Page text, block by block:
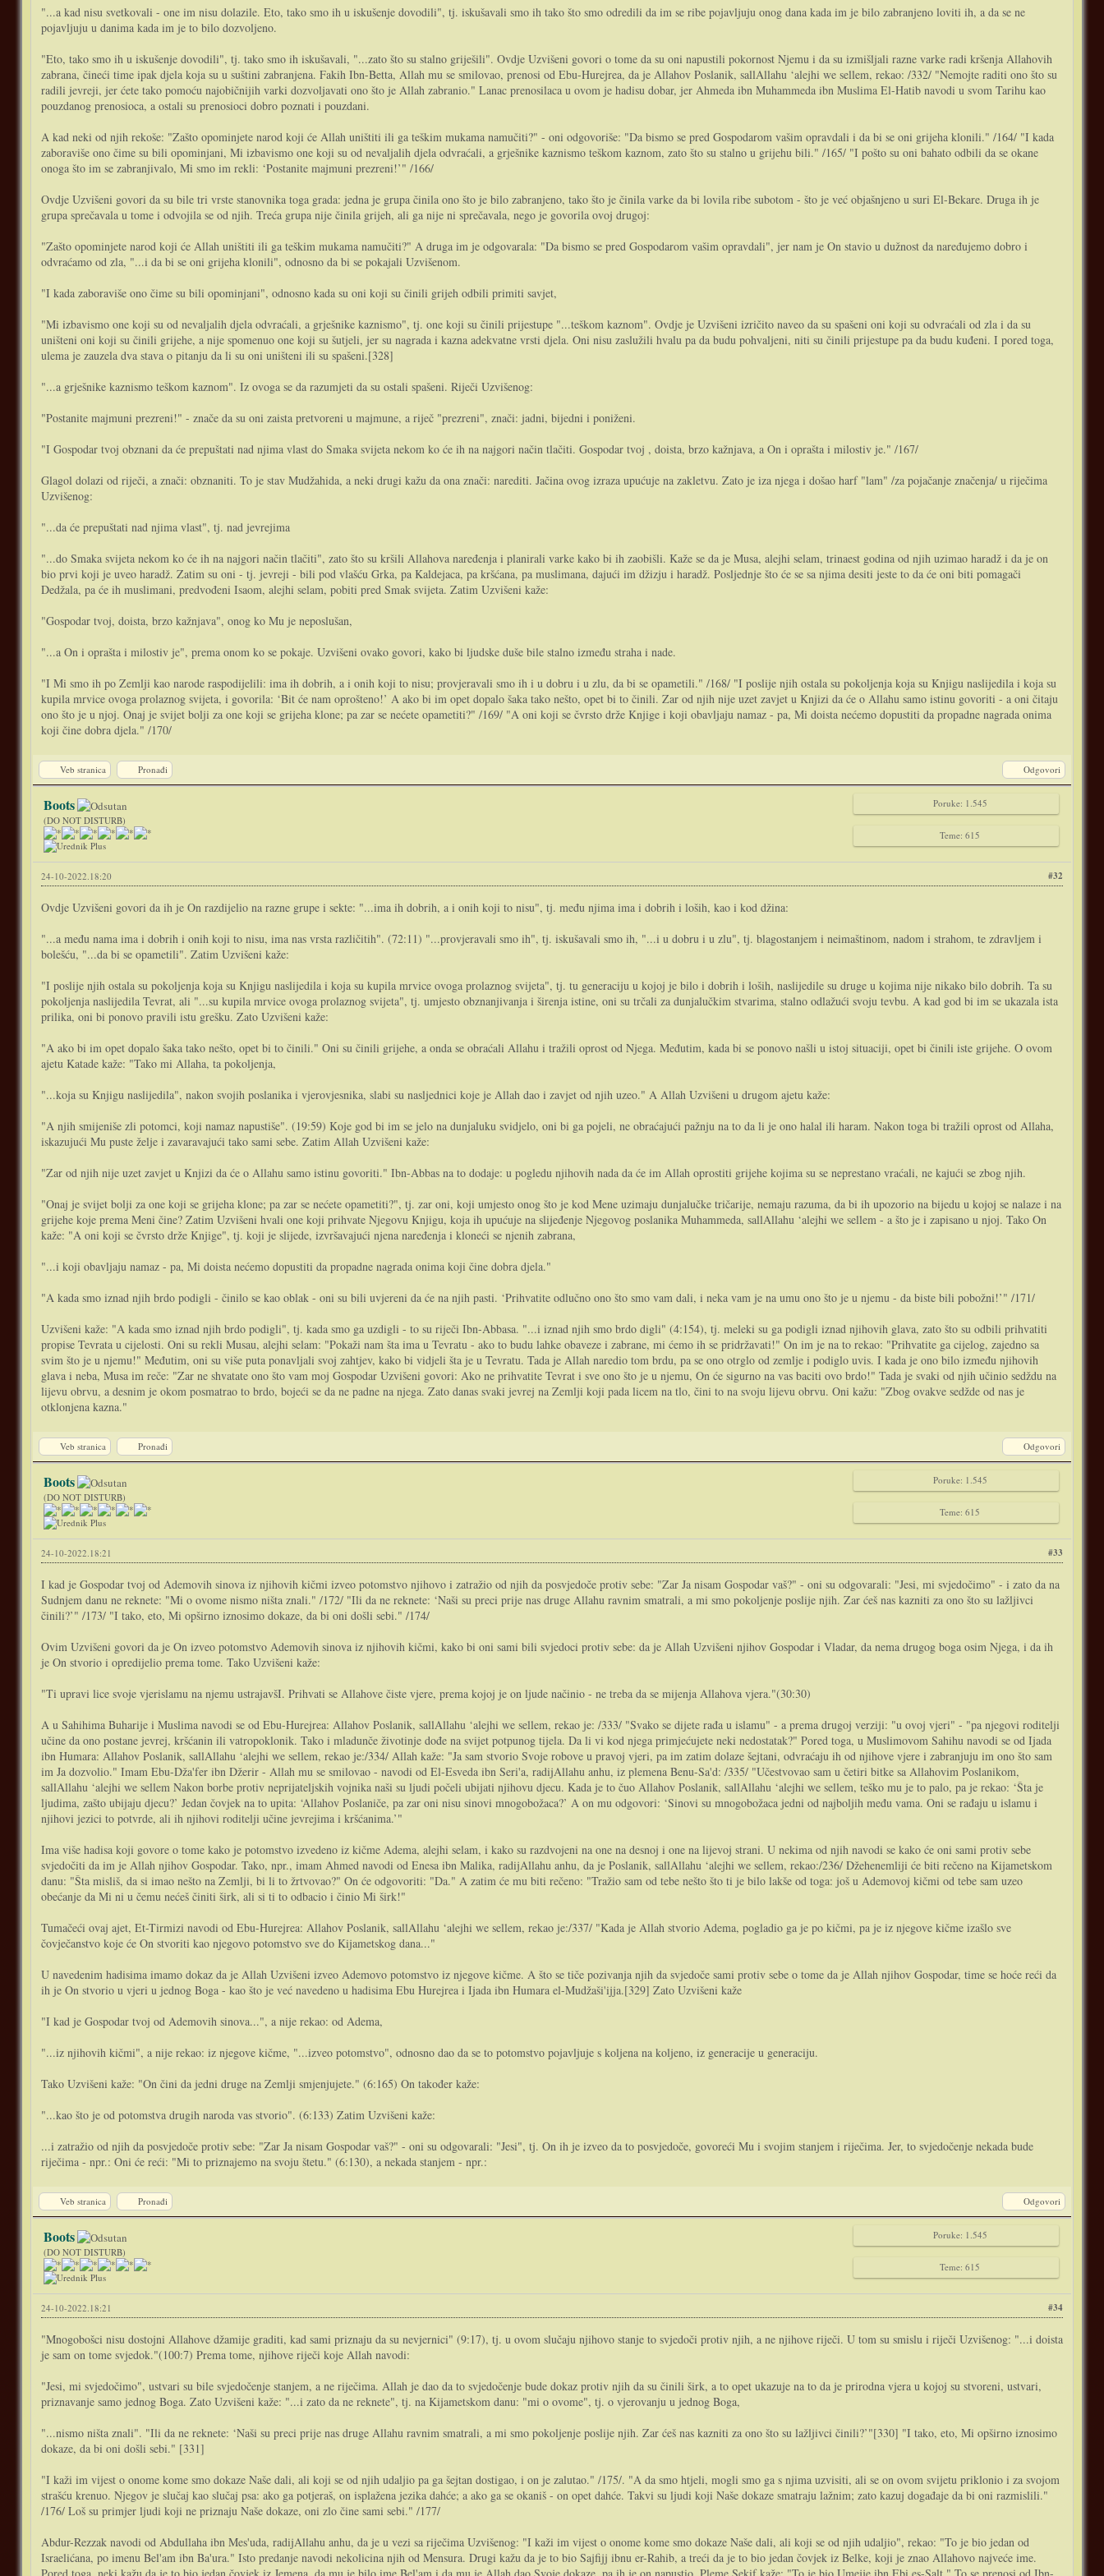
"...a kad nisu svetkovali - one im nisu dolazile. Eto, tako smo ih u iskušenje dovodili", tj. iskušavali smo ih tako što smo odredili da im se ribe pojavljuju onog dana kada im je bilo zabranjeno loviti ih, a da se ne
pojavljuju u danima kada im je to bilo dozvoljeno.
"Eto, tako smo ih u iskušenje dovodili", tj. tako smo ih iskušavali, "...zato što su stalno griješili". Ovdje Uzvišeni govori o tome da su oni napustili pokornost Njemu i da su izmišljali razne varke radi kršenja Allahovih
zabrana, čineći time ipak djela koja su u suštini zabranjena. Fakih Ibn-Betta, Allah mu se smilovao, prenosi od Ebu-Hurejrea, da je Allahov Poslanik, sallAllahu ‘alejhi we sellem, rekao: /332/ "Nemojte raditi ono što su
radili jevreji, jer ćete tako pomoću najobičnijih varki dozvoljavati ono što je Allah zabranio." Lanac prenosilaca u ovom je hadisu dobar, jer Ahmeda ibn Muhammeda ibn Muslima El-Hatib navodi u svom Tarihu kao
pouzdanog prenosioca, a ostali su prenosioci dobro poznati i pouzdani.
A kad neki od njih rekoše: "Zašto opominjete narod koji će Allah uništiti ili ga teškim mukama namučiti?" - oni odgovoriše: "Da bismo se pred Gospodarom vašim opravdali i da bi se oni grijeha klonili." /164/ "I kada
zaboraviše ono čime su bili opominjani, Mi izbavismo one koji su od nevaljalih djela odvraćali, a grješnike kaznismo teškom kaznom, zato što su stalno u grijehu bili." /165/ "I pošto su oni bahato odbili da se okane
onoga što im se zabranjivalo, Mi smo im rekli: ‘Postanite majmuni prezreni!’" /166/
Ovdje Uzvišeni govori da su bile tri vrste stanovnika toga grada: jedna je grupa činila ono što je bilo zabranjeno, tako što je činila varke da bi lovila ribe subotom - što je već objašnjeno u suri El-Bekare. Druga ih je
grupa sprečavala u tome i odvojila se od njih. Treća grupa nije činila grijeh, ali ga nije ni sprečavala, nego je govorila ovoj drugoj:
"Zašto opominjete narod koji će Allah uništiti ili ga teškim mukama namučiti?" A druga im je odgovarala: "Da bismo se pred Gospodarom vašim opravdali", jer nam je On stavio u dužnost da naređujemo dobro i
odvraćamo od zla, "...i da bi se oni grijeha klonili", odnosno da bi se pokajali Uzvišenom.
"I kada zaboraviše ono čime su bili opominjani", odnosno kada su oni koji su činili grijeh odbili primiti savjet,
"Mi izbavismo one koji su od nevaljalih djela odvraćali, a grješnike kaznismo", tj. one koji su činili prijestupe "...teškom kaznom". Ovdje je Uzvišeni izričito naveo da su spašeni oni koji su odvraćali od zla i da su
uništeni oni koji su činili grijehe, a nije spomenuo one koji su šutjeli, jer su nagrada i kazna adekvatne vrsti djela. Oni nisu zaslužili hvalu pa da budu pohvaljeni, niti su činili prijestupe pa da budu kuđeni. I pored toga,
ulema je zauzela dva stava o pitanju da li su oni uništeni ili su spašeni.[328]
"...a grješnike kaznismo teškom kaznom". Iz ovoga se da razumjeti da su ostali spašeni. Riječi Uzvišenog:
"Postanite majmuni prezreni!" - znače da su oni zaista pretvoreni u majmune, a riječ "prezreni", znači: jadni, bijedni i poniženi.
"I Gospodar tvoj obznani da će prepuštati nad njima vlast do Smaka svijeta nekom ko će ih na najgori način tlačiti. Gospodar tvoj , doista, brzo kažnjava, a On i oprašta i milostiv je." /167/
Glagol dolazi od riječi, a znači: obznaniti. To je stav Mudžahida, a neki drugi kažu da ona znači: narediti. Jačina ovog izraza upućuje na zakletvu. Zato je iza njega i došao harf "lam" /za pojačanje značenja/ u riječima
Uzvišenog:
"...da će prepuštati nad njima vlast", tj. nad jevrejima
"...do Smaka svijeta nekom ko će ih na najgori način tlačiti", zato što su kršili Allahova naređenja i planirali varke kako bi ih zaobišli. Kaže se da je Musa, alejhi selam, trinaest godina od njih uzimao haradž i da je on
bio prvi koji je uveo haradž. Zatim su oni - tj. jevreji - bili pod vlašću Grka, pa Kaldejaca, pa kršćana, pa muslimana, dajući im džizju i haradž. Posljednje što će se sa njima desiti jeste to da će oni biti pomagači
Dedžala, pa će ih muslimani, predvođeni Isaom, alejhi selam, pobiti pred Smak svijeta. Zatim Uzvišeni kaže:
"Gospodar tvoj, doista, brzo kažnjava", onog ko Mu je neposlušan,
"...a On i oprašta i milostiv je", prema onom ko se pokaje. Uzvišeni ovako govori, kako bi ljudske duše bile stalno između straha i nade.
"I Mi smo ih po Zemlji kao narode raspodijelili: ima ih dobrih, a i onih koji to nisu; provjeravali smo ih i u dobru i u zlu, da bi se opametili." /168/ "I poslije njih ostala su pokoljenja koja su Knjigu naslijedila i koja su
kupila mrvice ovoga prolaznog svijeta, i govorila: ‘Bit će nam oprošteno!’ A ako bi im opet dopalo šaka tako nešto, opet bi to činili. Zar od njih nije uzet zavjet u Knjizi da će o Allahu samo istinu govoriti - a oni čitaju
ono što je u njoj. Onaj je svijet bolji za one koji se grijeha klone; pa zar se nećete opametiti?" /169/ "A oni koji se čvrsto drže Knjige i koji obavljaju namaz - pa, Mi doista nećemo dopustiti da propadne nagrada onima
koji čine dobra djela." /170/
Veb stranica Pronađi Odgovori
Boots
(DO NOT DISTURB)
Poruke: 1.545
Teme: 615
#32
24-10-2022.18:20
Ovdje Uzvišeni govori da ih je On razdijelio na razne grupe i sekte: "...ima ih dobrih, a i onih koji to nisu", tj. među njima ima i dobrih i loših, kao i kod džina:
"...a među nama ima i dobrih i onih koji to nisu, ima nas vrsta različitih". (72:11) "...provjeravali smo ih", tj. iskušavali smo ih, "...i u dobru i u zlu", tj. blagostanjem i neimaštinom, nadom i strahom, te zdravljem i
bolešću, "...da bi se opametili". Zatim Uzvišeni kaže:
"I poslije njih ostala su pokoljenja koja su Knjigu naslijedila i koja su kupila mrvice ovoga prolaznog svijeta", tj. tu generaciju u kojoj je bilo i dobrih i loših, naslijedile su druge u kojima nije nikako bilo dobrih. Ta su
pokoljenja naslijedila Tevrat, ali "...su kupila mrvice ovoga prolaznog svijeta", tj. umjesto obznanjivanja i širenja istine, oni su trčali za dunjalučkim stvarima, stalno odlažući svoju tevbu. A kad god bi im se ukazala ista
prilika, oni bi ponovo pravili istu grešku. Zato Uzvišeni kaže:
"A ako bi im opet dopalo šaka tako nešto, opet bi to činili." Oni su činili grijehe, a onda se obraćali Allahu i tražili oprost od Njega. Međutim, kada bi se ponovo našli u istoj situaciji, opet bi činili iste grijehe. O ovom
ajetu Katade kaže: "Tako mi Allaha, ta pokoljenja,
"...koja su Knjigu naslijedila", nakon svojih poslanika i vjerovjesnika, slabi su nasljednici koje je Allah dao i zavjet od njih uzeo." A Allah Uzvišeni u drugom ajetu kaže:
"A njih smijeniše zli potomci, koji namaz napustiše". (19:59) Koje god bi im se jelo na dunjaluku svidjelo, oni bi ga pojeli, ne obraćajući pažnju na to da li je ono halal ili haram. Nakon toga bi tražili oprost od Allaha,
iskazujući Mu puste želje i zavaravajući tako sami sebe. Zatim Allah Uzvišeni kaže:
"Zar od njih nije uzet zavjet u Knjizi da će o Allahu samo istinu govoriti." Ibn-Abbas na to dodaje: u pogledu njihovih nada da će im Allah oprostiti grijehe kojima su se neprestano vraćali, ne kajući se zbog njih.
"Onaj je svijet bolji za one koji se grijeha klone; pa zar se nećete opametiti?", tj. zar oni, koji umjesto onog što je kod Mene uzimaju dunjalučke tričarije, nemaju razuma, da bi ih upozorio na bijedu u kojoj se nalaze i na
grijehe koje prema Meni čine? Zatim Uzvišeni hvali one koji prihvate Njegovu Knjigu, koja ih upućuje na slijeđenje Njegovog poslanika Muhammeda, sallAllahu ‘alejhi we sellem - a što je i zapisano u njoj. Tako On
kaže: "A oni koji se čvrsto drže Knjige", tj. koji je slijede, izvršavajući njena naređenja i kloneći se njenih zabrana,
"...i koji obavljaju namaz - pa, Mi doista nećemo dopustiti da propadne nagrada onima koji čine dobra djela."
"A kada smo iznad njih brdo podigli - činilo se kao oblak - oni su bili uvjereni da će na njih pasti. ‘Prihvatite odlučno ono što smo vam dali, i neka vam je na umu ono što je u njemu - da biste bili pobožni!’" /171/
Uzvišeni kaže: "A kada smo iznad njih brdo podigli", tj. kada smo ga uzdigli - to su riječi Ibn-Abbasa. "...i iznad njih smo brdo digli" (4:154), tj. meleki su ga podigli iznad njihovih glava, zato što su odbili prihvatiti
propise Tevrata u cijelosti. Oni su rekli Musau, alejhi selam: "Pokaži nam šta ima u Tevratu - ako to budu lahke obaveze i zabrane, mi ćemo ih se pridržavati!" On im je na to rekao: "Prihvatite ga cijelog, zajedno sa
svim što je u njemu!" Međutim, oni su više puta ponavljali svoj zahtjev, kako bi vidjeli šta je u Tevratu. Tada je Allah naredio tom brdu, pa se ono otrglo od zemlje i podiglo uvis. I kada je ono bilo između njihovih
glava i neba, Musa im reče: "Zar ne shvatate ono što vam moj Gospodar Uzvišeni govori: Ako ne prihvatite Tevrat i sve ono što je u njemu, On će sigurno na vas baciti ovo brdo!" Tada je svaki od njih učinio sedždu na
lijevu obrvu, a desnim je okom posmatrao to brdo, bojeći se da ne padne na njega. Zato danas svaki jevrej na Zemlji koji pada licem na tlo, čini to na svoju lijevu obrvu. Oni kažu: "Zbog ovakve sedžde od nas je
otklonjena kazna."
Veb stranica Pronađi Odgovori
Boots
(DO NOT DISTURB)
Poruke: 1.545
Teme: 615
#33
24-10-2022.18:21
I kad je Gospodar tvoj od Ademovih sinova iz njihovih kičmi izveo potomstvo njihovo i zatražio od njih da posvjedoče protiv sebe: "Zar Ja nisam Gospodar vaš?" - oni su odgovarali: "Jesi, mi svjedočimo" - i zato da na
Sudnjem danu ne reknete: "Mi o ovome nismo ništa znali." /172/ "Ili da ne reknete: ‘Naši su preci prije nas druge Allahu ravnim smatrali, a mi smo pokoljenje poslije njih. Zar ćeš nas kazniti za ono što su lažljivci
činili?’" /173/ "I tako, eto, Mi opširno iznosimo dokaze, da bi oni došli sebi." /174/
Ovim Uzvišeni govori da je On izveo potomstvo Ademovih sinova iz njihovih kičmi, kako bi oni sami bili svjedoci protiv sebe: da je Allah Uzvišeni njihov Gospodar i Vladar, da nema drugog boga osim Njega, i da ih
je On stvorio i opredijelio prema tome. Tako Uzvišeni kaže:
"Ti upravi lice svoje vjerislamu na njemu ustrajavšI. Prihvati se Allahove čiste vjere, prema kojoj je on ljude načinio - ne treba da se mijenja Allahova vjera."(30:30)
A u Sahihima Buharije i Muslima navodi se od Ebu-Hurejrea: Allahov Poslanik, sallAllahu ‘alejhi we sellem, rekao je: /333/ "Svako se dijete rađa u islamu" - a prema drugoj verziji: "u ovoj vjeri" - "pa njegovi roditelji
učine da ono postane jevrej, kršćanin ili vatropoklonik. Tako i mladunče životinje dođe na svijet potpunog tijela. Da li vi kod njega primjećujete neki nedostatak?" Pored toga, u Muslimovom Sahihu navodi se od Ijada
ibn Humara: Allahov Poslanik, sallAllahu ‘alejhi we sellem, rekao je:/334/ Allah kaže: "Ja sam stvorio Svoje robove u pravoj vjeri, pa im zatim dolaze šejtani, odvraćaju ih od njihove vjere i zabranjuju im ono što sam
im Ja dozvolio." Imam Ebu-Dža'fer ibn Džerir - Allah mu se smilovao - navodi od El-Esveda ibn Seri'a, radijAllahu anhu, iz plemena Benu-Sa'd: /335/ "Učestvovao sam u četiri bitke sa Allahovim Poslanikom,
sallAllahu ‘alejhi we sellem Nakon borbe protiv neprijateljskih vojnika naši su ljudi počeli ubijati njihovu djecu. Kada je to čuo Allahov Poslanik, sallAllahu ‘alejhi we sellem, teško mu je to palo, pa je rekao: ‘Šta je
ljudima, zašto ubijaju djecu?’ Jedan čovjek na to upita: ‘Allahov Poslaniče, pa zar oni nisu sinovi mnogobožaca?’ A on mu odgovori: ‘Sinovi su mnogobožaca jedni od najboljih među vama. Oni se rađaju u islamu i
njihovi jezici to potvrde, ali ih njihovi roditelji učine jevrejima i kršćanima.’"
Ima više hadisa koji govore o tome kako je potomstvo izvedeno iz kičme Adema, alejhi selam, i kako su razdvojeni na one na desnoj i one na lijevoj strani. U nekima od njih navodi se kako će oni sami protiv sebe
svjedočiti da im je Allah njihov Gospodar. Tako, npr., imam Ahmed navodi od Enesa ibn Malika, radijAllahu anhu, da je Poslanik, sallAllahu ‘alejhi we sellem, rekao:/236/ Džehenemliji će biti rečeno na Kijametskom
danu: "Šta misliš, da si imao nešto na Zemlji, bi li to žrtvovao?" On će odgovoriti: "Da." A zatim će mu biti rečeno: "Tražio sam od tebe nešto što ti je bilo lakše od toga: još u Ademovoj kičmi od tebe sam uzeo
obećanje da Mi ni u čemu nećeš činiti širk, ali si ti to odbacio i činio Mi širk!"
Tumačeći ovaj ajet, Et-Tirmizi navodi od Ebu-Hurejrea: Allahov Poslanik, sallAllahu ‘alejhi we sellem, rekao je:/337/ "Kada je Allah stvorio Adema, pogladio ga je po kičmi, pa je iz njegove kičme izašlo sve
čovječanstvo koje će On stvoriti kao njegovo potomstvo sve do Kijametskog dana..."
U navedenim hadisima imamo dokaz da je Allah Uzvišeni izveo Ademovo potomstvo iz njegove kičme. A što se tiče pozivanja njih da svjedoče sami protiv sebe o tome da je Allah njihov Gospodar, time se hoće reći da
ih je On stvorio u vjeri u jednog Boga - kao što je već navedeno u hadisima Ebu Hurejrea i Ijada ibn Humara el-Mudžaši'ijja.[329] Zato Uzvišeni kaže
"I kad je Gospodar tvoj od Ademovih sinova...", a nije rekao: od Adema,
"...iz njihovih kičmi", a nije rekao: iz njegove kičme, "...izveo potomstvo", odnosno dao da se to potomstvo pojavljuje s koljena na koljeno, iz generacije u generaciju.
Tako Uzvišeni kaže: "On čini da jedni druge na Zemlji smjenjujete." (6:165) On također kaže:
"...kao što je od potomstva drugih naroda vas stvorio". (6:133) Zatim Uzvišeni kaže:
...i zatražio od njih da posvjedoče protiv sebe: "Zar Ja nisam Gospodar vaš?" - oni su odgovarali: "Jesi", tj. On ih je izveo da to posvjedoče, govoreći Mu i svojim stanjem i riječima. Jer, to svjedočenje nekada bude
riječima - npr.: Oni će reći: "Mi to priznajemo na svoju štetu." (6:130), a nekada stanjem - npr.:
Veb stranica Pronađi Odgovori
Boots
(DO NOT DISTURB)
Poruke: 1.545
Teme: 615
#34
24-10-2022.18:21
"Mnogobošci nisu dostojni Allahove džamije graditi, kad sami priznaju da su nevjernici" (9:17), tj. u ovom slučaju njihovo stanje to svjedoči protiv njih, a ne njihove riječi. U tom su smislu i riječi Uzvišenog: "...i doista
je sam on tome svjedok."(100:7) Prema tome, njihove riječi koje Allah navodi:
"Jesi, mi svjedočimo", ustvari su bile svjedočenje stanjem, a ne riječima. Allah je dao da to svjedočenje bude dokaz protiv njih da su činili širk, a to opet ukazuje na to da je prirodna vjera u kojoj su stvoreni, ustvari,
priznavanje samo jednog Boga. Zato Uzvišeni kaže: "...i zato da ne reknete", tj. na Kijametskom danu: "mi o ovome", tj. o vjerovanju u jednog Boga,
"...nismo ništa znali". "Ili da ne reknete: ‘Naši su preci prije nas druge Allahu ravnim smatrali, a mi smo pokoljenje poslije njih. Zar ćeš nas kazniti za ono što su lažljivci činili?’"[330] "I tako, eto, Mi opširno iznosimo
dokaze, da bi oni došli sebi." [331]
"I kaži im vijest o onome kome smo dokaze Naše dali, ali koji se od njih udaljio pa ga šejtan dostigao, i on je zalutao." /175/. "A da smo htjeli, mogli smo ga s njima uzvisiti, ali se on ovom svijetu priklonio i za svojom
strašću krenuo. Njegov je slučaj kao slučaj psa: ako ga potjeraš, on isplažena jezika dahće; a ako ga se okaniš - on opet dahće. Takvi su ljudi koji Naše dokaze smatraju lažnim; zato kazuj događaje da bi oni razmislili."
/176/ Loš su primjer ljudi koji ne priznaju Naše dokaze, oni zlo čine sami sebi." /177/
Abdur-Rezzak navodi od Abdullaha ibn Mes'uda, radijAllahu anhu, da je u vezi sa riječima Uzvišenog: "I kaži im vijest o onome kome smo dokaze Naše dali, ali koji se od njih udaljio", rekao: "To je bio jedan od
Israelićana, po imenu Bel'am ibn Ba'ura." Isto predanje navodi nekolicina njih od Mensura. Drugi kažu da je to bio Sajfijj ibnu er-Rahib, a treći da je to bio jedan čovjek iz Belke, koji je znao Allahovo najveće ime.